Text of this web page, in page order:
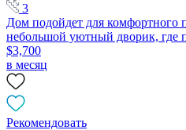
3
Дом подойдет для комфортного
небольшой уютный дворик, где
$3,700
в месяц
Рекомендовать